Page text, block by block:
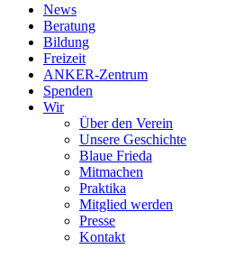
News
Beratung
Bildung
Freizeit
ANKER-Zentrum
Spenden
Wir
Über den Verein
Unsere Geschichte
Blaue Frieda
Mitmachen
Praktika
Mitglied werden
Presse
Kontakt